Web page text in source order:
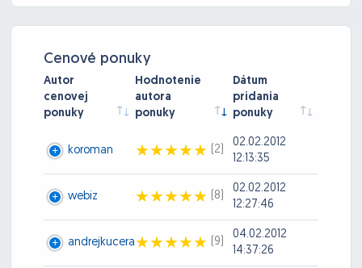
Cenové ponuky
Autor
cenovej
ponuky
Hodnotenie
autora
ponuky
Dátum
pridania
ponuky
koroman (2)
02.02.2012
12:13:35
webiz (8)
02.02.2012
12:27:46
andrejkucera (9)
04.02.2012
14:37:26